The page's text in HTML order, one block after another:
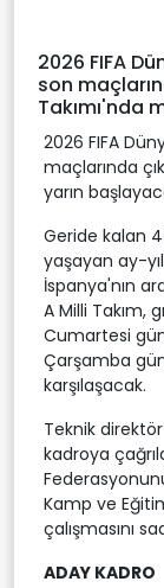
2026 FIFA
son
Takımı'nda
2026 FIFA
maçlarında
yarın
Geride kalan
yaşayan ay-
İspanya'nın
A Milli Takım,
Cumartesi
Çarşamba
karşılaşacak.
Teknik
kadroya
Kamp ve
çalışmasını
ADAY KADRO